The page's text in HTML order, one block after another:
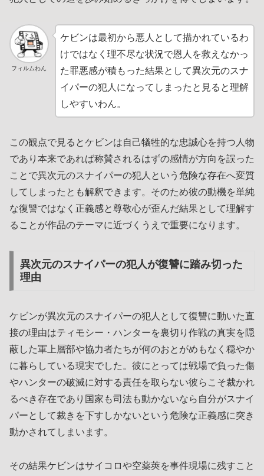
フィルムわん
ケビンは最初から悪人として描かれているわ
けではなく理不尽な状況で恩人を救えなかっ
た罪悪感が積もった結果として異次元のスナ
イパーの犯人になってしまったと見ると理解
しやすいわん。
この観点で見るとケビンは自己犠牲的な忠誠心を持つ人物
であり本来であれば称賛されるはずの感情が方向を誤った
ことで異次元のスナイパーの犯人という危険な存在へ変質
してしまったとも解釈できます。そのため彼の動機を単純
な復讐ではなく正義感と尊敬心が歪んだ結果として理解す
ることが作品のテーマに近づくうえで重要になります。
異次元のスナイパーの犯人が復讐に踏み切った
理由
ケビンが異次元のスナイパーの犯人として復讐に動いた直
接の理由はティモシー・ハンターを裏切り作戦の真実を隠
蔽した軍上層部や協力者たちが何のおとがめもなく穏やか
に暮らしている現実でした。彼にとっては戦場で負った傷
やハンターの破滅に対する責任を取らない彼らこそ裁かれ
るべき存在であり国家も司法も動かないなら自分がスナイ
パーとして裁きを下すしかないという危険な正義感に突き
動かされてしまいます。
その結果ケビンはサイコロや空薬莢を事件現場に残すこと